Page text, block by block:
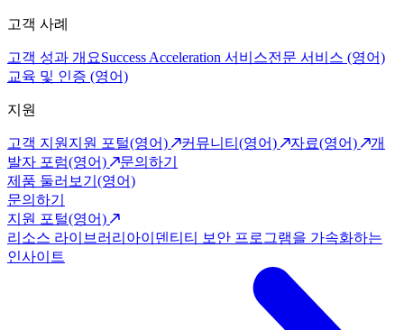
고객 사례
고객 성과 개요Success Acceleration 서비스전문 서비스 (영어)
교육 및 인증 (영어)
지원
고객 지원 지원 포털(영어) 커뮤니티(영어) 자료(영어)
개
발자 포럼(영어)
문의하기
제품 둘러보기(영어)
문의하기
지원 포털(영어)
리소스 라이브러리 아이덴티티 보안 프로그램을 가속화하는
인사이트